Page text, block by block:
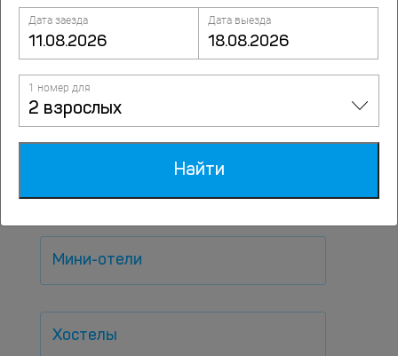
Популярные варианты
размещений
По типам
Мини-отели
Хостелы
Дата заезда Дата выезда
1 номер для
2 взрослых
Найти